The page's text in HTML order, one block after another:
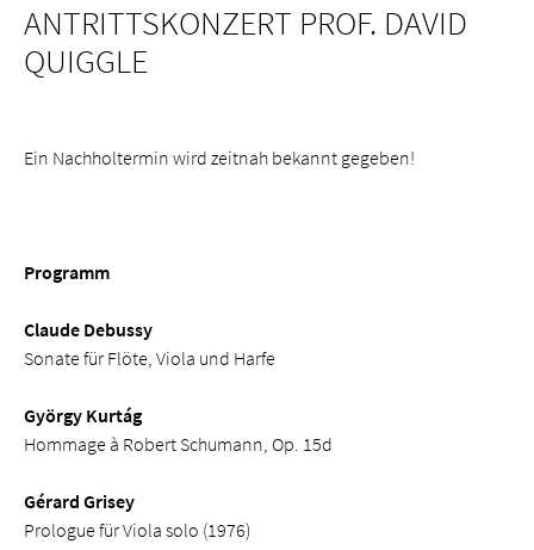
ANTRITTSKONZERT PROF. DAVID
QUIGGLE
Ein Nachholtermin wird zeitnah bekannt gegeben!
Programm
Claude Debussy
Sonate für Flöte, Viola und Harfe
György Kurtág
Hommage à Robert Schumann, Op. 15d
Gérard Grisey
Prologue für Viola solo (1976)